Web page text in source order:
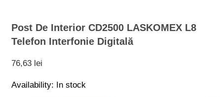
Post De Interior CD2500 LASKOMEX L8
Telefon Interfonie Digitală
76,63 lei
Availability: In stock